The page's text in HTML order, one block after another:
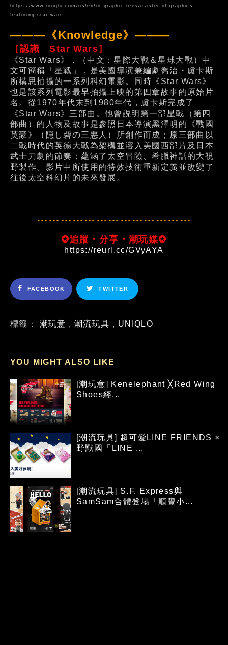
https://www.uniqlo.com/us/en/ut-graphic-tees/master-of-graphics-
featuring-star-wars
———《Knowledge》———
［認識 Star Wars］
《Star Wars》，（中文：星際大戰＆星球大戰）中
文可簡稱「星戰」，是美國導演兼編劇喬治・盧卡斯
所構思拍攝的一系列科幻電影。同時《Star Wars》
也是該系列電影最早拍攝上映的第四章故事的原始片
名。從1970年代末到1980年代，盧卡斯完成了
《Star Wars》三部曲。他曾説明第一部星戰（第四
部曲）的人物及故事是參照日本導演黑澤明的《戰國
英豪》（隠し砦の三悪人）所創作而成；原三部曲以
二戰時代的英德大戰為架構並溶入美國西部片及日本
武士刀劇的節奏；藴涵了太空冒險、希臘神話的大視
野製作。影片中所使用的特效技術重新定義並改變了
往後太空科幻片的未來發展。
…………………………………
✪追蹤・分享・潮玩媒✪
https://reurl.cc/GVyAYA
FACEBOOK TWITTER
標籤： 潮玩意 ,潮流玩具 , UNIQLO
YOU MIGHT ALSO LIKE
[潮玩意] Kenelephant ╳Red Wing
Shoes經...
[潮流玩具] 超可愛LINE FRIENDS ×
野獸國「LINE ...
[潮流玩具] S.F. Express與
SamSam合體登場「順豐小...